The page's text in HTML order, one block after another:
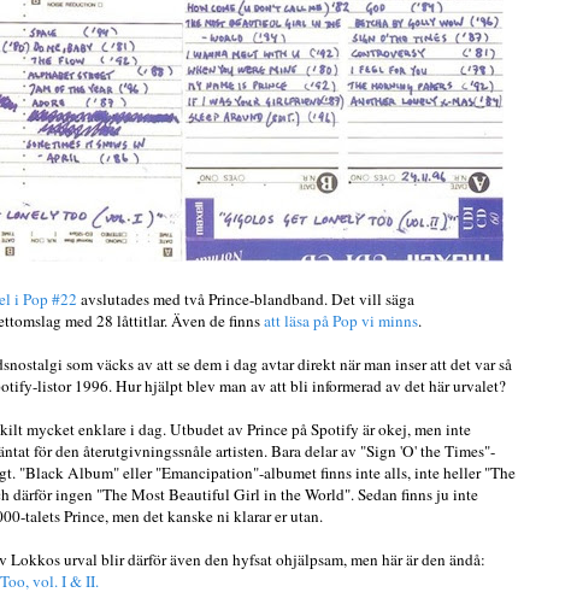
i Pop #22 avslutades med två Prince-blandband. Det vill säga
med 28 låttitlar. Även de finnsatt läsa på Pop vi minns.
som väcks av att se dem i dag avtar direkt när man inser att det var så
listor 1996. Hur hjälpt blev man av att bli informerad av det här urvalet?
mycket enklare i dag. Utbudet av Prince på Spotify är okej, men inte
för den återutgivningssnåle artisten. Bara delar av "Sign 'O' the Times"-
"Black Album" eller "Emancipation"-albumet finns inte alls, inte heller "The
därför ingen "The Most Beautiful Girl in the World". Sedan finns ju inte
talets Prince, men det kanske ni klarar er utan.
Lokkos urval blir därför även den hyfsat ohjälpsam, men här är den ändå:
vol. I & II.